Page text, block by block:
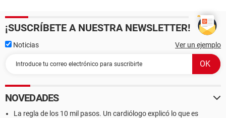
¡SUSCRÍBETE A NUESTRA NEWSLETTER!
Noticias Ver un ejemplo
NOVEDADES
La regla de los 10 mil pasos. Un cardiólogo explicó lo que es